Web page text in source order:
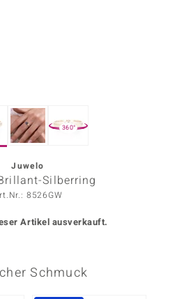
360°
Juwelo
Silberring
8526GW
Artikel ausverkauft.
Schmuck